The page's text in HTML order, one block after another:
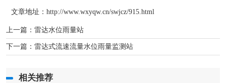
文章地址：http://www.wxyqw.cn/swjcz/915.html
上一篇： 雷达水位雨量站
下一篇： 雷达式流速流量水位雨量监测站
相关推荐